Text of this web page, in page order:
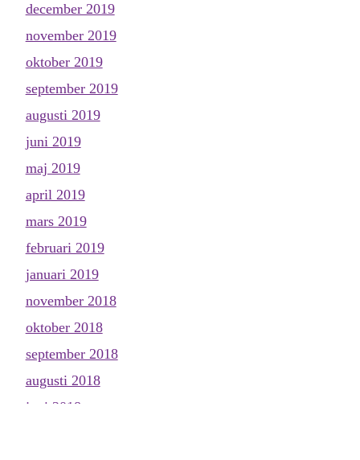
december 2019
november 2019
oktober 2019
september 2019
augusti 2019
juni 2019
maj 2019
april 2019
mars 2019
februari 2019
januari 2019
november 2018
oktober 2018
september 2018
augusti 2018
juni 2018